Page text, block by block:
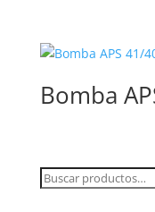
Bomba
Buscar